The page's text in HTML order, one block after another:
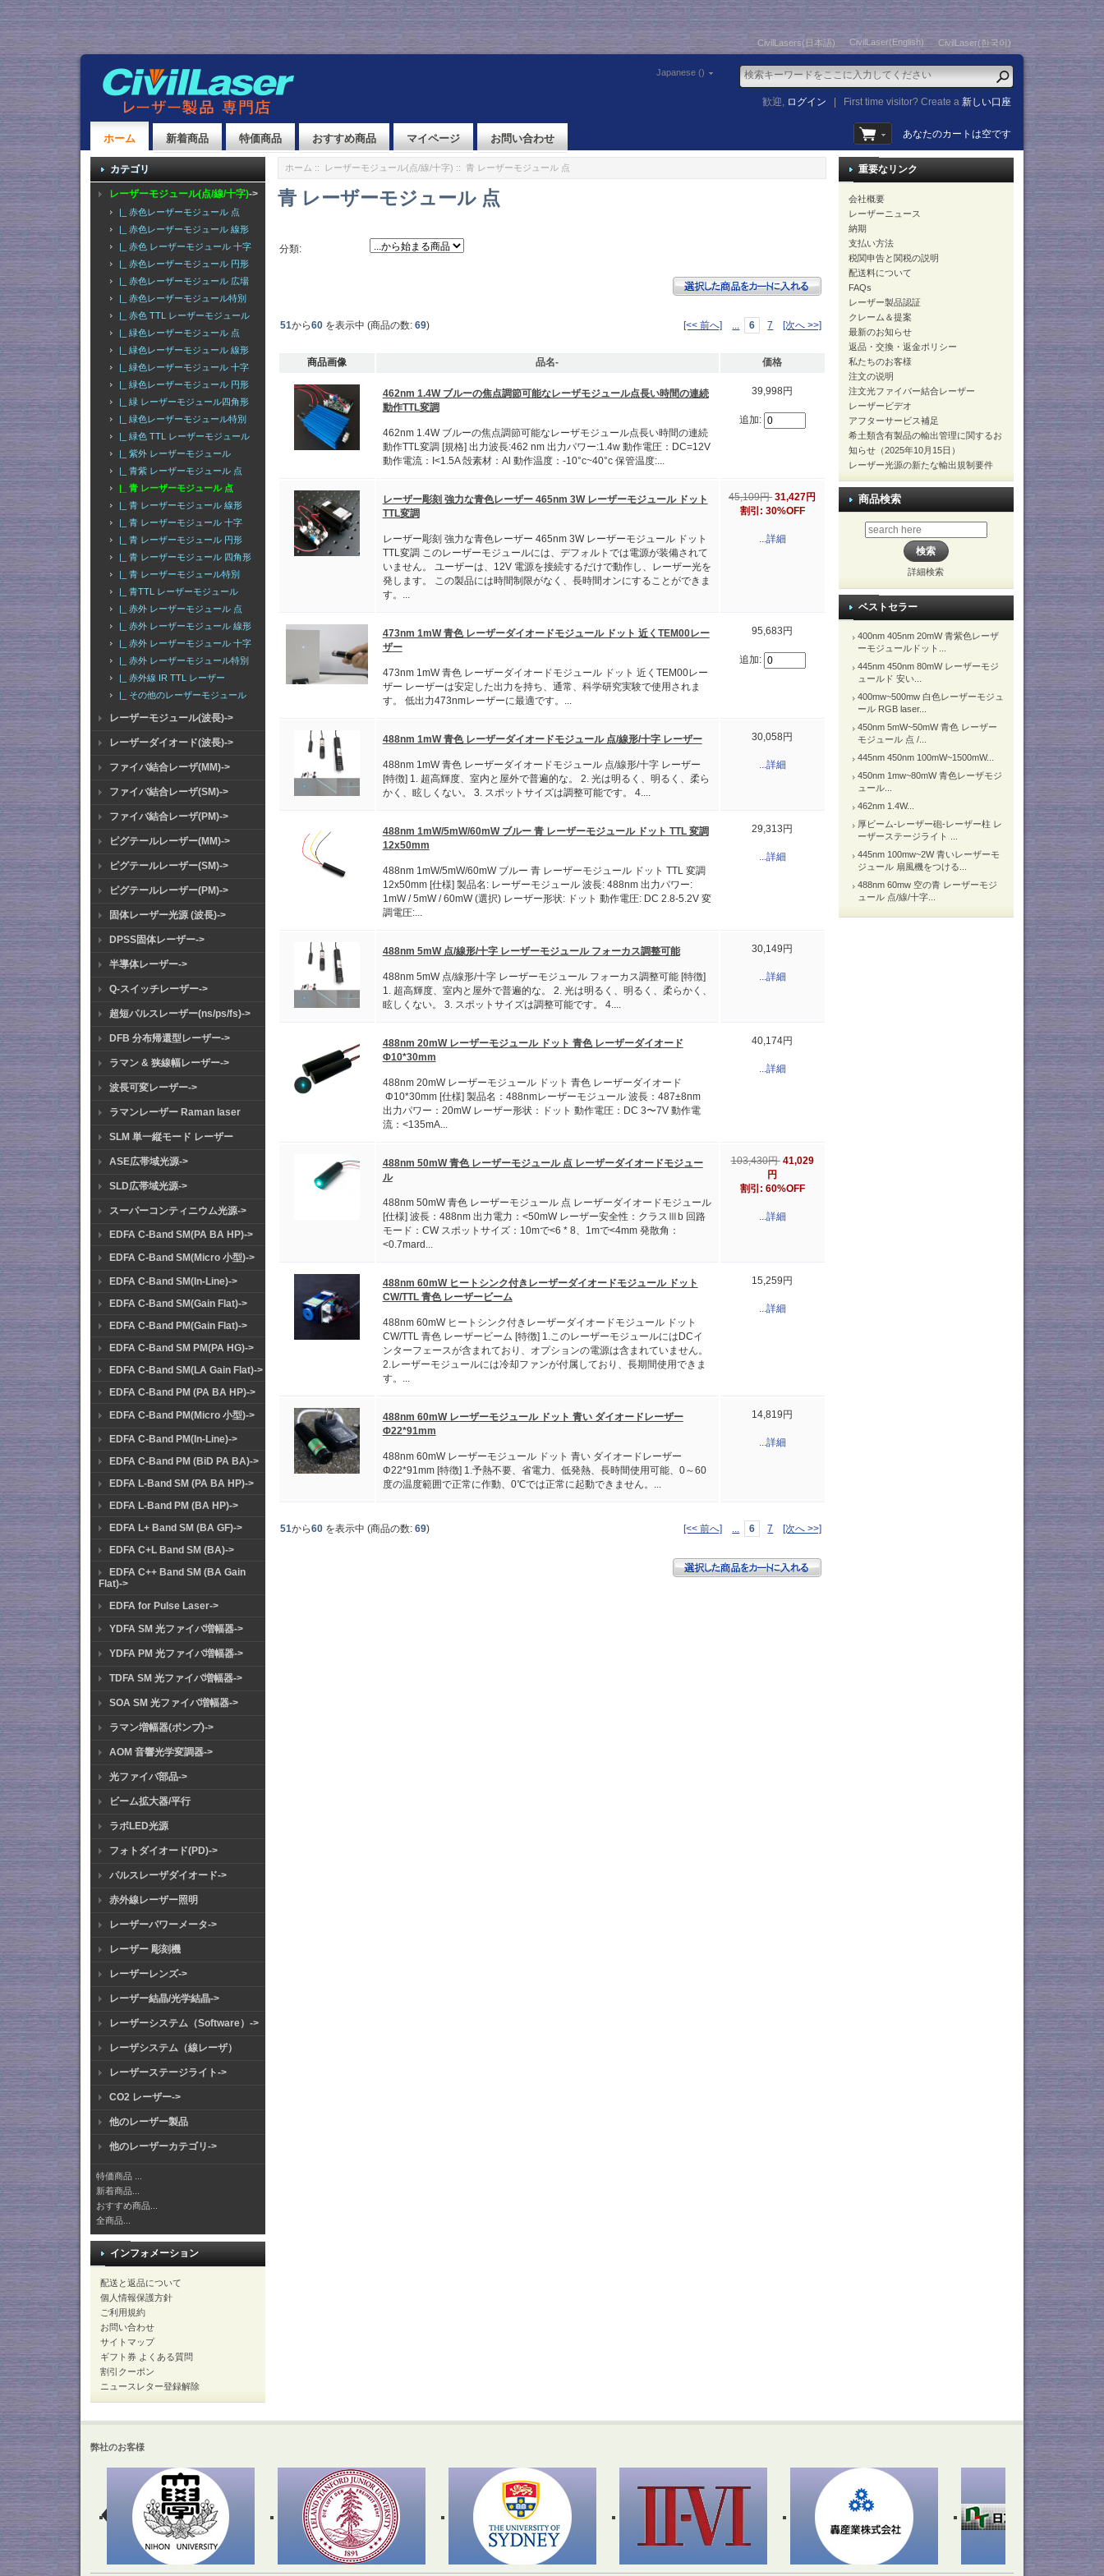
CivilLasers(日本語) CivilLaser(English) CivilLaser(한국어)
Japanese ()
歓迎, ログイン First time visitor? Create a新しい口座
ホーム 新着商品 特価商品 おすすめ商品 マイページ お問い合わせ あなたのカートは空です
カテゴリ
レーザーモジュール(点/線/十字)->
|_ 赤色レーザーモジュール 点
|_ 赤色レーザーモジュール 線形
|_ 赤色 レーザーモジュール 十字
|_ 赤色レーザーモジュール 円形
|_ 赤色レーザーモジュール 広場
|_ 赤色レーザーモジュール特別
|_ 赤色 TTL レーザーモジュール
|_ 緑色レーザーモジュール 点
|_ 緑色レーザーモジュール 線形
|_ 緑色レーザーモジュール 十字
|_ 緑色レーザーモジュール 円形
|_ 緑 レーザーモジュール四角形
|_ 緑色レーザーモジュール特別
|_ 緑色 TTL レーザーモジュール
|_ 紫外 レーザーモジュール
|_ 青紫 レーザーモジュール 点
|_ 青 レーザーモジュール 点
|_ 青 レーザーモジュール 線形
|_ 青 レーザーモジュール 十字
|_ 青 レーザーモジュール 円形
|_ 青 レーザーモジュール 四角形
|_ 青 レーザーモジュール特別
|_ 青TTL レーザーモジュール
|_ 赤外 レーザーモジュール 点
|_ 赤外 レーザーモジュール 線形
|_ 赤外 レーザーモジュール 十字
|_ 赤外 レーザーモジュール特別
|_ 赤外線 IR TTL レーザー
|_ その他のレーザーモジュール
レーザーモジュール(波長)->
レーザーダイオード(波長)->
ファイバ結合レーザ(MM)->
ファイバ結合レーザ(SM)->
ファイバ結合レーザ(PM)->
ピグテールレーザー(MM)->
ピグテールレーザー(SM)->
ピグテールレーザー(PM)->
固体レーザー光源 (波長)->
DPSS固体レーザー->
半導体レーザー->
Q-スイッチレーザー->
超短パルスレーザー(ns/ps/fs)->
DFB 分布帰還型レーザー->
ラマン & 狭線幅レーザー->
波長可変レーザー->
ラマンレーザー Raman laser
SLM 単一縦モード レーザー
ASE広帯域光源->
SLD広帯域光源->
スーパーコンティニウム光源->
EDFA C-Band SM(PA BA HP)->
EDFA C-Band SM(Micro 小型)->
EDFA C-Band SM(In-Line)->
EDFA C-Band SM(Gain Flat)->
EDFA C-Band PM(Gain Flat)->
EDFA C-Band SM PM(PA HG)->
EDFA C-Band SM(LA Gain Flat)->
EDFA C-Band PM (PA BA HP)->
EDFA C-Band PM(Micro 小型)->
EDFA C-Band PM(In-Line)->
EDFA C-Band PM (BiD PA BA)->
EDFA L-Band SM (PA BA HP)->
EDFA L-Band PM (BA HP)->
EDFA L+ Band SM (BA GF)->
EDFA C+L Band SM (BA)->
EDFA C++ Band SM (BA Gain
Flat)->
EDFA for Pulse Laser->
YDFA SM 光ファイバ増幅器->
YDFA PM 光ファイバ増幅器->
TDFA SM 光ファイバ増幅器->
SOA SM 光ファイバ増幅器->
ラマン増幅器(ポンプ)->
AOM 音響光学変調器->
光ファイバ部品->
ビーム拡大器/平行
ラボLED光源
フォトダイオード(PD)->
パルスレーザダイオード->
赤外線レーザー照明
レーザーパワーメータ->
レーザー 彫刻機
レーザーレンズ->
レーザー結晶/光学結晶->
レーザーシステム（Software）->
レーザシステム（線レーザ）
レーザーステージライト->
CO2 レーザー->
他のレーザー製品
他のレーザーカテゴリ->
特価商品 ...
新着商品...
おすすめ商品...
全商品...
インフォメーション
配送と返品について
個人情報保護方針
ご利用規約
お問い合わせ
サイトマップ
ギフト券 よくある質問
割引クーポン
ニュースレター登録解除
ホーム :: レーザーモジュール(点/線/十字) :: 青 レーザーモジュール 点
青 レーザーモジュール 点
分類:
51から60を表示中 (商品の数: 69) [<< 前へ] 6 7 [次へ >>]
商品画像 品名- 価格
462nm 1.4W ブルーの焦点調節可能なレーザモジュール点長い時間の連続
動作TTL変調
462nm 1.4W ブルーの焦点調節可能なレーザモジュール点長い時間の連続
動作TTL変調 [規格] 出力波長:462 nm 出力パワー:1.4w 動作電圧：DC=12V
動作電流：I<1.5A 殻素材：Al 動作温度：-10°c~40°c 保管温度:...
39,998円
追加:
レーザー彫刻 強力な青色レーザー 465nm 3W レーザーモジュール ドット
TTL変調
レーザー彫刻 強力な青色レーザー 465nm 3W レーザーモジュール ドット
TTL変調 このレーザーモジュールには、デフォルトでは電源が装備されて
いません。 ユーザーは、12V 電源を接続するだけで動作し、レーザー光を
発します。 この製品には時間制限がなく、長時間オンにすることができま
す。...
45,109円 31,427円
割引: 30%OFF
...詳細
473nm 1mW 青色 レーザーダイオードモジュール ドット 近くTEM00レー
ザー
473nm 1mW 青色 レーザーダイオードモジュール ドット 近くTEM00レー
ザー レーザーは安定した出力を持ち、通常、科学研究実験で使用されま
す。 低出力473nmレーザーに最適です。...
95,683円
追加:
488nm 1mW 青色 レーザーダイオードモジュール 点/線形/十字 レーザー
488nm 1mW 青色 レーザーダイオードモジュール 点/線形/十字 レーザー
[特徴] 1. 超高輝度、室内と屋外で普遍的な。 2. 光は明るく、明るく、柔ら
かく、眩しくない。 3. スポットサイズは調整可能です。 4....
30,058円
...詳細
488nm 1mW/5mW/60mW ブルー 青 レーザーモジュール ドット TTL 変調
12x50mm
488nm 1mW/5mW/60mW ブルー 青 レーザーモジュール ドット TTL 変調
12x50mm [仕様] 製品名: レーザーモジュール 波長: 488nm 出力パワー:
1mW / 5mW / 60mW (選択) レーザー形状: ドット 動作電圧: DC 2.8-5.2V 変
調電圧:...
29,313円
...詳細
488nm 5mW 点/線形/十字 レーザーモジュール フォーカス調整可能
488nm 5mW 点/線形/十字 レーザーモジュール フォーカス調整可能 [特徴]
1. 超高輝度、室内と屋外で普遍的な。 2. 光は明るく、明るく、柔らかく、
眩しくない。 3. スポットサイズは調整可能です。 4....
30,149円
...詳細
488nm 20mW レーザーモジュール ドット 青色 レーザーダイオード
Φ10*30mm
488nm 20mW レーザーモジュール ドット 青色 レーザーダイオード
Φ10*30mm [仕様] 製品名：488nmレーザーモジュール 波長：487±8nm
出力パワー：20mW レーザー形状：ドット 動作電圧：DC 3〜7V 動作電
流：<135mA...
40,174円
...詳細
488nm 50mW 青色 レーザーモジュール 点 レーザーダイオードモジュー
ル
488nm 50mW 青色 レーザーモジュール 点 レーザーダイオードモジュール
[仕様] 波長：488nm 出力電力：<50mW レーザー安全性：クラスⅢb 回路
モード：CW スポットサイズ：10mで<6 * 8、1mで<4mm 発散角：
<0.7mard...
103,430円 41,029
円
割引: 60%OFF
...詳細
488nm 60mW ヒートシンク付きレーザーダイオードモジュール ドット
CW/TTL 青色 レーザービーム
488nm 60mW ヒートシンク付きレーザーダイオードモジュール ドット
CW/TTL 青色 レーザービーム [特徴] 1.このレーザーモジュールにはDCイ
ンターフェースが含まれており、オプションの電源は含まれていません。
2.レーザーモジュールには冷却ファンが付属しており、長期間使用できま
す。...
15,259円
...詳細
488nm 60mW レーザーモジュール ドット 青い ダイオードレーザー
Φ22*91mm
488nm 60mW レーザーモジュール ドット 青い ダイオードレーザー
Φ22*91mm [特徴] 1.予熱不要、省電力、低発熱、長時間使用可能、0～60
度の温度範囲で正常に作動、0℃では正常に起動できません。...
14,819円
...詳細
51から60を表示中 (商品の数: 69) [<< 前へ] 6 7 [次へ >>]
重要なリンク
会社概要
レーザーニュース
納期
支払い方法
税関申告と関税の説明
配送料について
FAQs
レーザー製品認証
クレーム＆提案
最新のお知らせ
返品・交換・返金ポリシー
私たちのお客様
注文の说明
注文光ファイバー結合レーザー
レーザービデオ
アフターサービス補足
希土類含有製品の輸出管理に関するお
知らせ（2025年10月15日）
レーザー光源の新たな輸出規制要件
商品検索
詳細検索
ベストセラー
400nm 405nm 20mW 青紫色レーザ
ーモジュールドット...
445nm 450nm 80mW レーザーモジ
ュールド 安い...
400mw~500mw 白色レーザーモジュ
ール RGB laser...
450nm 5mW~50mW 青色 レーザー
モジュール 点 /...
445nm 450nm 100mW~1500mW...
450nm 1mw~80mW 青色レーザモジ
ュール...
462nm 1.4W...
厚ビーム-レーザー砲-レーザー柱 レ
ーザーステージライト ...
445nm 100mw~2W 青いレーザーモ
ジュール 扇風機をつける...
488nm 60mw 空の青 レーザーモジ
ュール 点/線/十字...
弊社のお客様